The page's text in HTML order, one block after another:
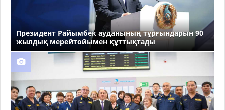
Президент Райымбек ауданының тұрғындарын 90
жылдық мерейтойымен құттықтады